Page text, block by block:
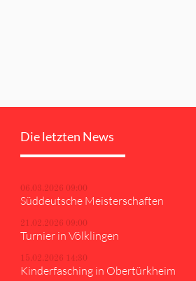
Die letzten News
06.03.2026 09:00
Süddeutsche Meisterschaften
21.02.2026 09:00
Turnier in Völklingen
15.02.2026 14:30
Kinderfasching in Obertürkheim